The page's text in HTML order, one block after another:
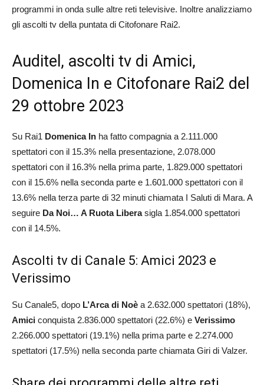
programmi in onda sulle altre reti televisive. Inoltre analizziamo
gli ascolti tv della puntata di Citofonare Rai2.
Auditel, ascolti tv di Amici,
Domenica In e Citofonare Rai2 del
29 ottobre 2023
Su Rai1 Domenica In ha fatto compagnia a 2.111.000
spettatori con il 15.3% nella presentazione, 2.078.000
spettatori con il 16.3% nella prima parte, 1.829.000 spettatori
con il 15.6% nella seconda parte e 1.601.000 spettatori con il
13.6% nella terza parte di 32 minuti chiamata I Saluti di Mara. A
seguire Da Noi… A Ruota Liberasigla 1.854.000 spettatori
con il 14.5%.
Ascolti tv di Canale 5: Amici 2023 e
Verissimo
Su Canale5, dopo L’Arca di Noè a 2.632.000 spettatori (18%),
Amici conquista 2.836.000 spettatori (22.6%) e Verissimo
2.266.000 spettatori (19.1%) nella prima parte e 2.274.000
spettatori (17.5%) nella seconda parte chiamata Giri di Valzer.